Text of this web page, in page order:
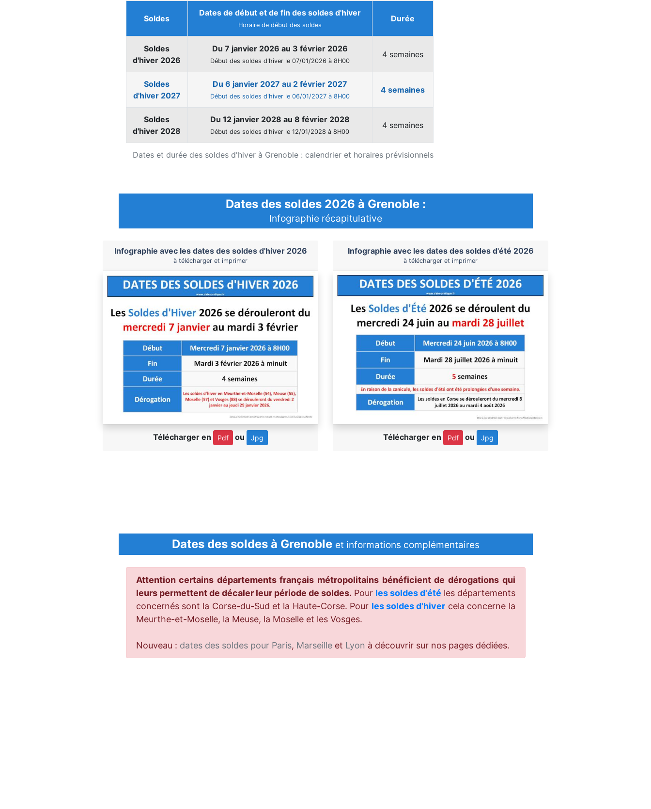
Dates et durée des soldes d'hiver à Grenoble : calendrier et horaires prévisionnels
Soldes
Dates de début et de fin des soldes d'hiver
Horaire de début des soldes
Durée
Soldes
d'hiver 2026
Du 7 janvier 2026 au 3 février 2026
Début des soldes d'hiver le 07/01/2026 à 8H00
4 semaines
Soldes
d'hiver 2027
Du 6 janvier 2027 au 2 février 2027
Début des soldes d'hiver le 06/01/2027 à 8H00
4 semaines
Soldes
d'hiver 2028
Du 12 janvier 2028 au 8 février 2028
Début des soldes d'hiver le 12/01/2028 à 8H00
4 semaines
Dates des soldes 2026 à Grenoble :
Infographie récapitulative
Infographie avec les dates des soldes d'hiver 2026
à télécharger et imprimer
Télécharger en Pdf ou Jpg
Infographie avec les dates des soldes d'été 2026
à télécharger et imprimer
Télécharger en Pdf ou Jpg
Dates des soldes à Grenoble et informations complémentaires
Attention certains départements français métropolitains bénéficient de dérogations qui
leurs permettent de décaler leur période de soldes. Pour les soldes d'été les départements
concernés sont la Corse-du-Sud et la Haute-Corse. Pour les soldes d'hiver cela concerne la
Meurthe-et-Moselle, la Meuse, la Moselle et les Vosges.
Nouveau : dates des soldes pour Paris, Marseilleet Lyon à découvrir sur nos pages dédiées.